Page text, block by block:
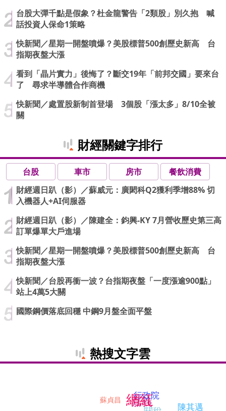
台股大彈千點是假象？杜金龍警告「2類股」別久抱 喊
話投資人保命1策略
快新聞／星期一開盤噴爆？美股標普500創歷史新高 台
指期夜盤大漲
看到「晶片實力」後悔了？斷交19年「前邦交國」要來台
了 尋求半導體合作商機
快新聞／處置股新制首登場 3個股「漲太多」8/10全被
關
財經關鍵字排行
台股 車市 房市
餐飲消費
財經週日趴（影）／蘇威元：廣閎科Q2獲利季增88% 切
入機器人+AI伺服器
財經週日趴（影）／陳建全：鈞興-KY 7月營收歷史第三高
訂單爆單大戶進場
快新聞／星期一開盤噴爆？美股標普500創歷史新高 台
指期夜盤大漲
快新聞／台股再衝一波？台指期夜盤「一度漲逾900點」
站上4萬5大關
國際鋼價落底回穩 中鋼9月盤全面平盤
熱搜文字雲
嘉義 陳其邁
行政院
蘇貞昌 網紅